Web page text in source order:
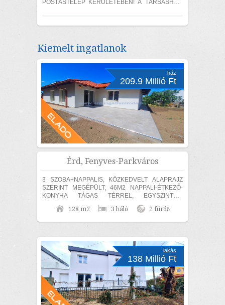
POSTÁSTELEP KERÜLETÉBEN! A TÁRSASHÁZI
8,4 m2) +...
Kiemelt ingatlanok
ház
209.9 Millió Ft
Érd, Fenyves-Parkváros
3 SZOBA+NAPPALIS, KÖZKEDVELT ALAPRAJZ
SZERINT MEGÉPÜLT, 46M2 NAPPALI-ÉTKEZŐ-
KONYHA TÁGAS TÉRREL, EGYSZINTES,
MEDITERRÁN CSALÁDI HÁZ ELADÓ! Érden, a
Fenyves Parkvárosi részen 840m2...
128 m2 3 háló 2 fürdő
lakás
138 Millió Ft